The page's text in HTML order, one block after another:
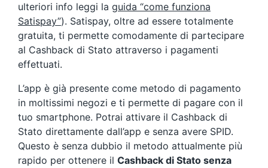
ulteriori info leggi la guida “come funziona
Satispay”). Satispay, oltre ad essere totalmente
gratuita, ti permette comodamente di partecipare
al Cashback di Stato attraverso i pagamenti
effettuati.
L’app è già presente come metodo di pagamento
in moltissimi negozi e ti permette di pagare con il
tuo smartphone. Potrai attivare il Cashback di
Stato direttamente dall’app e senza avere SPID.
Questo è senza dubbio il metodo attualmente più
rapido per ottenere il Cashback di Stato senza